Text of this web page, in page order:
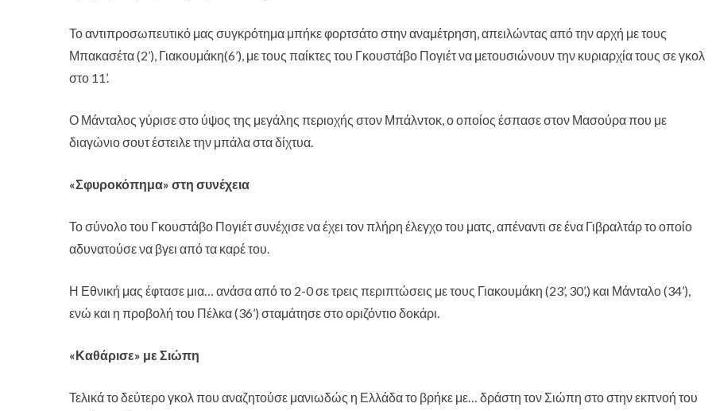
Το αντιπροσωπευτικό μας συγκρότημα μπήκε φορτσάτο στην αναμέτρηση, απειλώντας από την αρχή με τους
Μπακασέτα (2’), Γιακουμάκη(6’), με τους παίκτες του Γκουστάβο Πογιέτ να μετουσιώνουν την κυριαρχία τους σε γκολ
στο 11’.
Ο Μάνταλος γύρισε στο ύψος της μεγάλης περιοχής στον Μπάλντοκ, ο οποίος έσπασε στον Μασούρα που με
διαγώνιο σουτ έστειλε την μπάλα στα δίχτυα.
«Σφυροκόπημα» στη συνέχεια
Το σύνολο του Γκουστάβο Πογιέτ συνέχισε να έχει τον πλήρη έλεγχο του ματς, απέναντι σε ένα Γιβραλτάρ το οποίο
αδυνατούσε να βγει από τα καρέ του.
Η Εθνική μας έφτασε μια… ανάσα από το 2-0 σε τρεις περιπτώσεις με τους Γιακουμάκη (23’, 30’,) και Μάνταλο (34’),
ενώ και η προβολή του Πέλκα (36’) σταμάτησε στο οριζόντιο δοκάρι.
«Καθάρισε» με Σιώπη
Τελικά το δεύτερο γκολ που αναζητούσε μανιωδώς η Ελλάδα το βρήκε με… δράστη τον Σιώπη στο στην εκπνοή του
25η Μαρτίου – Η
αξία και η
Οι πρακτικές του
λειτουργία των
σχολείων της
Από το «Ωσαννά
πολιτική
Ανάγκη